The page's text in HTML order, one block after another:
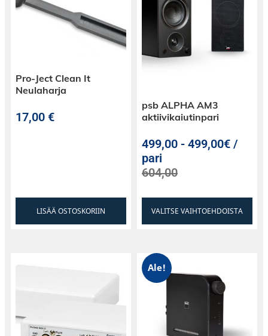
Upean Denon Home -ulkoasun ansiosta
subwoofer on tarpeeksi kompakti katoamaan
huoneeseesi, mutta et voi sivuuttaa sen
positiivista vaikutusta kuuntelu- ja
Toteuta täydellinen surround-äänimaailma
HEOS-yhteyden ansiosta Denon Home
Subwooferin ja Denon Home -kaiuttimien
lisääminen langattomasti Denon Home
Soundbariin mahdollistaa aidon 5.1-kanavaisen
Kompakti koko: 33 x 37 x 33 cm kokoisena
Denon Home Subwoofer istuu helposti
Pro-Ject Clean It
Neulaharja
17,00€
LISÄÄ OSTOSKORIIN
psb ALPHA AM3
aktiivikaiutinpari
499,00 -499,00€ /
pari
604,00
VALITSE VAIHTOEHDOISTA
Ale!